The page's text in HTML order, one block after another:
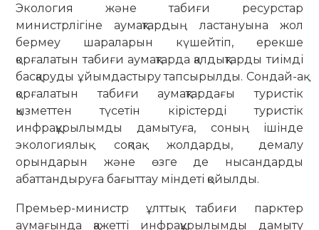
Экология және табиғи ресурстар
министрлігіне аумақтардың ластануына жол
бермеу шараларын күшейтіп, ерекше
қорғалатын табиғи аумақтарда қалдықтарды тиімді
басқаруды ұйымдастыру тапсырылды. Сондай-ақ
қорғалатын табиғи аумақтардағы туристік
қызметтен түсетін кірістерді туристік
инфрақұрылымды дамытуға, соның ішінде
экологиялық соқпақ жолдарды, демалу
орындарын және өзге де нысандарды
абаттандыруға бағыттау міндеті қойылды.
Премьер-министр ұлттық табиғи парктер
аумағында қажетті инфрақұрылымды дамыту